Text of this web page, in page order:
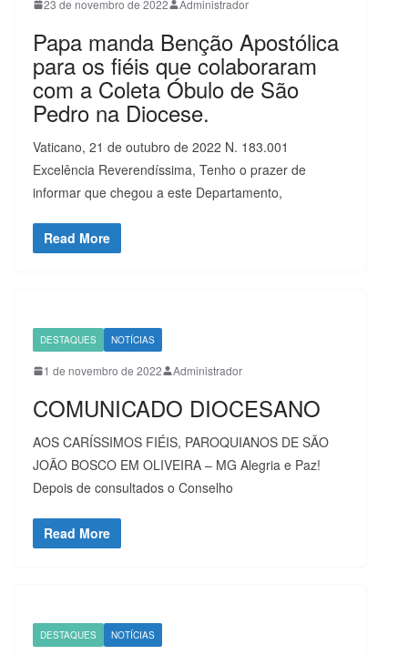
23 de novembro de 2022 Administrador
Papa manda Benção Apostólica
para os fiéis que colaboraram
com a Coleta Óbulo de São
Pedro na Diocese.
Vaticano, 21 de outubro de 2022 N. 183.001
Excelência Reverendíssima, Tenho o prazer de
informar que chegou a este Departamento,
Read More
DESTAQUES NOTÍCIAS
1 de novembro de 2022 Administrador
COMUNICADO DIOCESANO
AOS CARÍSSIMOS FIÉIS, PAROQUIANOS DE SÃO
JOÃO BOSCO EM OLIVEIRA – MG Alegria e Paz!
Depois de consultados o Conselho
Read More
DESTAQUES NOTÍCIAS